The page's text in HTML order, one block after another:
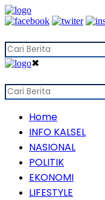
✖
Home
INFO KALSEL
NASIONAL
POLITIK
EKONOMI
LIFESTYLE